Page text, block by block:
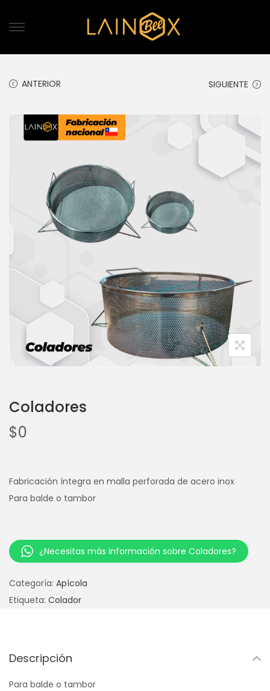
ANTERIOR SIGUIENTE
Coladores
$0
Fabricación íntegra en malla perforada de acero inox
Para balde o tambor
¿Necesitas más información sobre Coladores?
Categoría: Apícola
Etiqueta: Colador
Descripción
Para balde o tambor